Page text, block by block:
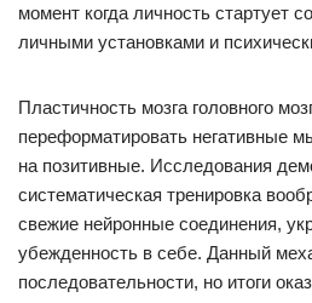
момент когда личность стартует
личными установками и
Пластичность мозга головного
переформатировать негативные
на позитивные. Исследования
систематическая тренировка
свежие нейронные соединения,
убежденность в себе. Данный
последовательности, но итоги